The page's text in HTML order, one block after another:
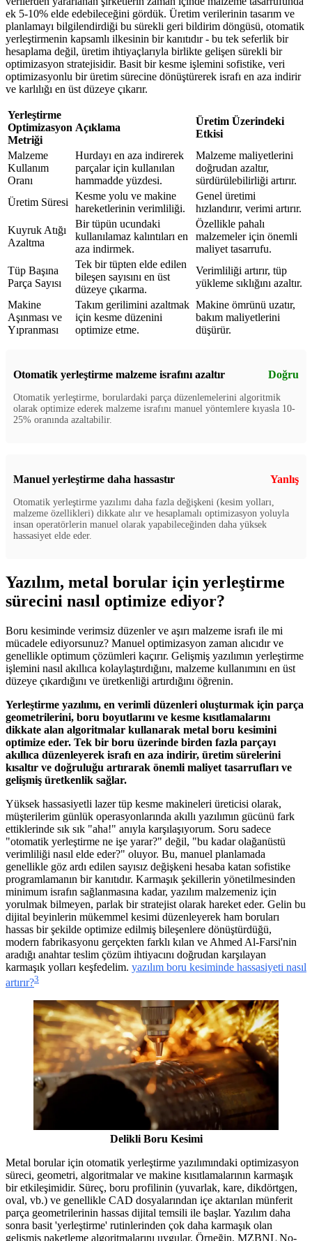
ek 5-10% elde edebileceğini gördük. Üretim verilerinin tasarım ve
planlamayı bilgilendirdiği bu sürekli geri bildirim döngüsü, otomatik
yerleştirmenin kapsamlı ilkesinin bir kanıtıdır - bu tek seferlik bir
hesaplama değil, üretim ihtiyaçlarıyla birlikte gelişen sürekli bir
optimizasyon stratejisidir. Basit bir kesme işlemini sofistike, veri
optimizasyonlu bir üretim sürecine dönüştürerek israfı en aza indirir
ve karlılığı en üst düzeye çıkarır.
Yerleştirme
Optimizasyon
Metriği
Açıklama
Üretim Üzerindeki
Etkisi
Malzeme
Kullanım
Oranı
Hurdayı en aza indirerek
parçalar için kullanılan
hammadde yüzdesi.
Malzeme maliyetlerini
doğrudan azaltır,
sürdürülebilirliği artırır.
Üretim Süresi
Kesme yolu ve makine
hareketlerinin verimliliği.
Genel üretimi
hızlandırır, verimi artırır.
Kuyruk Atığı
Azaltma
Bir tüpün ucundaki
kullanılamaz kalıntıları en
aza indirmek.
Özellikle pahalı
malzemeler için önemli
maliyet tasarrufu.
Tüp Başına
Parça Sayısı
Tek bir tüpten elde edilen
bileşen sayısını en üst
düzeye çıkarma.
Verimliliği artırır, tüp
yükleme sıklığını azaltır.
Makine
Aşınması ve
Yıpranması
Takım gerilimini azaltmak
için kesme düzenini
optimize etme.
Makine ömrünü uzatır,
bakım maliyetlerini
düşürür.
Otomatik yerleştirme malzeme israfını azaltır Doğru
Otomatik yerleştirme, borulardaki parça düzenlemelerini algoritmik
olarak optimize ederek malzeme israfını manuel yöntemlere kıyasla 10-
25% oranında azaltabilir.
Manuel yerleştirme daha hassastır Yanlış
Otomatik yerleştirme yazılımı daha fazla değişkeni (kesim yolları,
malzeme özellikleri) dikkate alır ve hesaplamalı optimizasyon yoluyla
insan operatörlerin manuel olarak yapabileceğinden daha yüksek
hassasiyet elde eder.
Yazılım, metal borular için yerleştirme
sürecini nasıl optimize ediyor?
Boru kesiminde verimsiz düzenler ve aşırı malzeme israfı ile mi
mücadele ediyorsunuz? Manuel optimizasyon zaman alıcıdır ve
genellikle optimum çözümleri kaçırır. Gelişmiş yazılımın yerleştirme
işlemini nasıl akıllıca kolaylaştırdığını, malzeme kullanımını en üst
düzeye çıkardığını ve üretkenliği artırdığını öğrenin.
Yerleştirme yazılımı, en verimli düzenleri oluşturmak için parça
geometrilerini, boru boyutlarını ve kesme kısıtlamalarını
dikkate alan algoritmalar kullanarak metal boru kesimini
optimize eder. Tek bir boru üzerinde birden fazla parçayı
akıllıca düzenleyerek israfı en aza indirir, üretim sürelerini
kısaltır ve doğruluğu artırarak önemli maliyet tasarrufları ve
gelişmiş üretkenlik sağlar.
Yüksek hassasiyetli lazer tüp kesme makineleri üreticisi olarak,
müşterilerim günlük operasyonlarında akıllı yazılımın gücünü fark
ettiklerinde sık sık "aha!" anıyla karşılaşıyorum. Soru sadece
"otomatik yerleştirme ne işe yarar?" değil, "bu kadar olağanüstü
verimliliği nasıl elde eder?" oluyor. Bu, manuel planlamada
genellikle göz ardı edilen sayısız değişkeni hesaba katan sofistike
programlamanın bir kanıtıdır. Karmaşık şekillerin yönetilmesinden
minimum israfın sağlanmasına kadar, yazılım malzemeniz için
yorulmak bilmeyen, parlak bir stratejist olarak hareket eder. Gelin bu
dijital beyinlerin mükemmel kesimi düzenleyerek ham boruları
hassas bir şekilde optimize edilmiş bileşenlere dönüştürdüğü,
modern fabrikasyonu gerçekten farklı kılan ve Ahmed Al-Farsi'nin
aradığı anahtar teslim çözüm ihtiyacını doğrudan karşılayan
karmaşık yolları keşfedelim. yazılım boru kesiminde hassasiyeti nasıl
artırır?3
Delikli Boru Kesimi
Metal borular için otomatik yerleştirme yazılımındaki optimizasyon
süreci, geometri, algoritmalar ve makine kısıtlamalarının karmaşık
bir etkileşimidir. Süreç, boru profilinin (yuvarlak, kare, dikdörtgen,
oval, vb.) ve genellikle CAD dosyalarından içe aktarılan münferit
parça geometrilerinin hassas dijital temsili ile başlar. Yazılım daha
sonra basit 'yerleştirme' rutinlerinden çok daha karmaşık olan
gelişmiş paketleme algoritmalarını uygular. Örneğin, MZBNL No-